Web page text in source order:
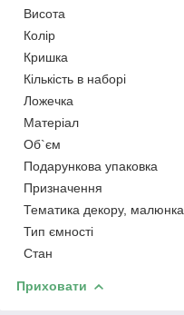
Висота
Колір
Кришка
Кількість в наборі
Ложечка
Матеріал
Об`єм
Подарункова упаковка
Призначення
Тематика декору, малюнка
Тип ємності
Стан
Приховати